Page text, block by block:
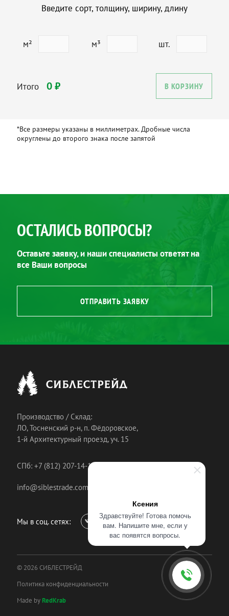
Ксения
Здравствуйте! Готова помочь
вам. Напишите мне, если у
вас появятся вопросы.
Введите сорт, толщину, ширину, длину
м² м³ шт.
Итого 0 ₽ В КОРЗИНУ
*Все размеры указаны в миллиметрах. Дробные числа
округлены до второго знака после запятой
ОСТАЛИСЬ ВОПРОСЫ?
Оставьте заявку, и наши специалисты ответят на
все Ваши вопросы
ОТПРАВИТЬ ЗАЯВКУ
Производство / Склад:
ЛО, Тосненский р-н, п. Фёдоровское,
1-й Архитектурный проезд, уч. 15
СПб: +7 (812) 207-14-18
info@siblestrade.com
Мы в соц. сетях:
© 2026 СИБЛЕСТРЕЙД
Политика конфиденциальности
Made byRedKrab